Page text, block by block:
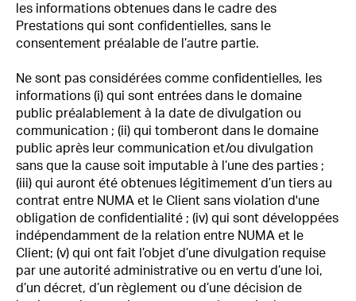
les informations obtenues dans le cadre des
Prestations qui sont confidentielles, sans le
consentement préalable de l’autre partie.
Ne sont pas considérées comme confidentielles, les
informations (i) qui sont entrées dans le domaine
public préalablement à la date de divulgation ou
communication ; (ii) qui tomberont dans le domaine
public après leur communication et/ou divulgation
sans que la cause soit imputable à l’une des parties ;
(iii) qui auront été obtenues légitimement d’un tiers au
contrat entre NUMA et le Client sans violation d'une
obligation de confidentialité ; (iv) qui sont développées
indépendamment de la relation entre NUMA et le
Client; (v) qui ont fait l’objet d’une divulgation requise
par une autorité administrative ou en vertu d’une loi,
d’un décret, d’un règlement ou d’une décision de